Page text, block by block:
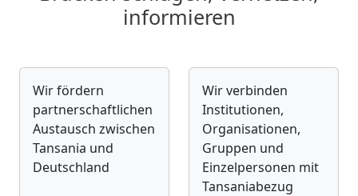
informieren
Wir fördern
partnerschaftlichen
Austausch zwischen
Tansania und
Deutschland
Wir verbinden
Institutionen,
Organisationen,
Gruppen und
Einzelpersonen mit
Tansaniabezug